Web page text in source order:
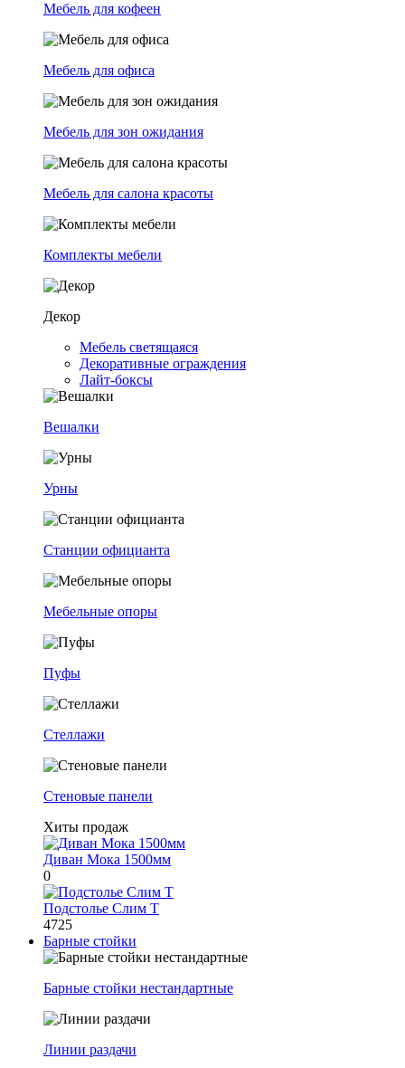
Мебель для кофеен
Мебель для офиса
Мебель для зон ожидания
Мебель для салона красоты
Комплекты мебели
Декор
Мебель светящаяся
Декоративные ограждения
Лайт-боксы
Вешалки
Урны
Станции официанта
Мебельные опоры
Пуфы
Стеллажи
Стеновые панели
Хиты продаж
Диван Мока 1500мм
0
Подстолье Слим Т
4725
Барные стойки
Барные стойки нестандартные
Линии раздачи